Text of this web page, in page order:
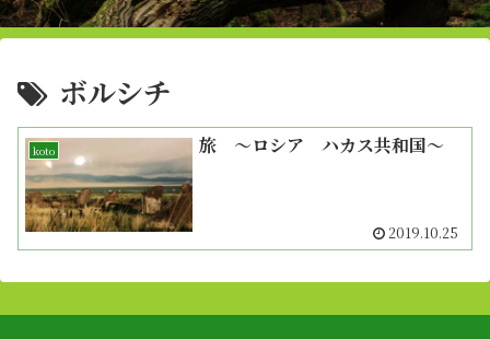
ボルシチ
koto 旅 〜ロシア ハカス共和国〜
2019.10.25